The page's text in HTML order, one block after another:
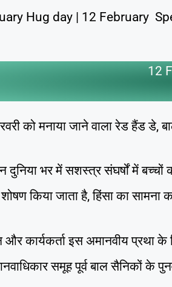
Hug day | 12 February
12
को मनाया जाने वाला रेड हैंड डे,
दुनिया भर में सशस्त्र संघर्षों में
किया जाता है, हिंसा का
कार्यकर्ता इस अमानवीय प्रथा
समूह पूर्व बाल सैनिकों के